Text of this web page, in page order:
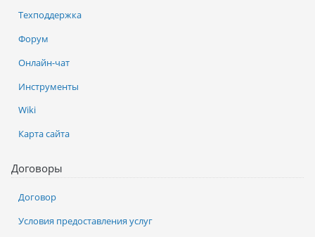
Техподдержка
Форум
Онлайн-чат
Инструменты
Wiki
Карта сайта
Договоры
Договор
Условия предоставления услуг